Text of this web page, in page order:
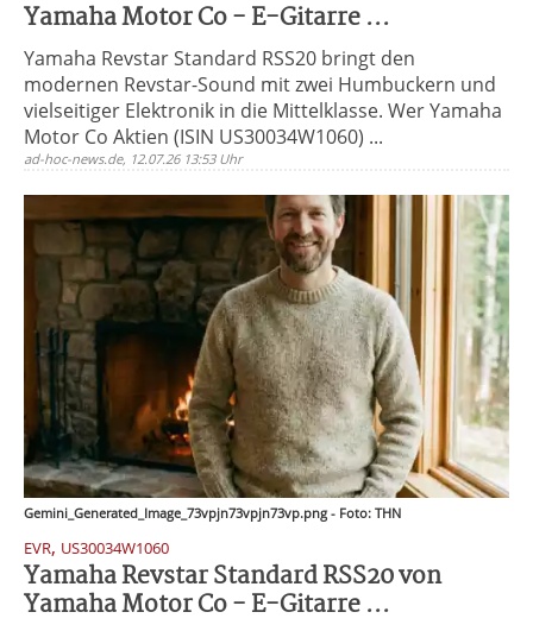
Yamaha Motor Co - E-Gitarre ...
Yamaha Revstar Standard RSS20 bringt den
modernen Revstar-Sound mit zwei Humbuckern und
vielseitiger Elektronik in die Mittelklasse. Wer Yamaha
Motor Co Aktien (ISIN US30034W1060) ...
ad-hoc-news.de, 12.07.26 13:53 Uhr
Gemini_Generated_Image_73vpjn73vpjn73vp.png - Foto: THN
EVR, US30034W1060
Yamaha Revstar Standard RSS20 von
Yamaha Motor Co - E-Gitarre ...